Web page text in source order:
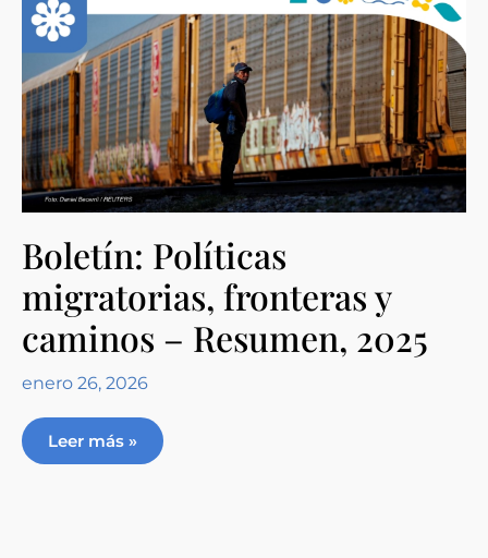
Boletín: Políticas
migratorias, fronteras y
caminos – Resumen, 2025
enero 26, 2026
Leer más »